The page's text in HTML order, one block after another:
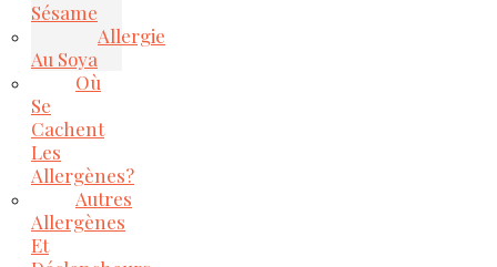
Sésame
Allergie
Au Soya
Où
Se
Cachent
Les
Allergènes?
Autres
Allergènes
Et